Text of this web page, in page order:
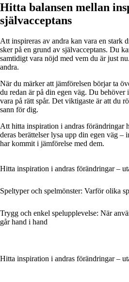
Hitta balansen mellan
självacceptans
Att inspireras av andra kan vara en stark
sker på en grund av självacceptans. Du
samtidigt vara nöjd med vem du är just
andra.
När du märker att jämförelsen börjar ta
du redan är på din egen väg. Du behöver
vara på rätt spår. Det viktigaste är att du
sann för dig.
Att hitta inspiration i andras förändringar
deras berättelser lysa upp din egen väg –
har kommit i jämförelse med dem.
Hitta inspiration i andras förändringar –
Speltyper och spelmönster: Varför olika
Trygg och enkel spelupplevelse: När
går hand i hand
Hitta inspiration i andras förändringar –